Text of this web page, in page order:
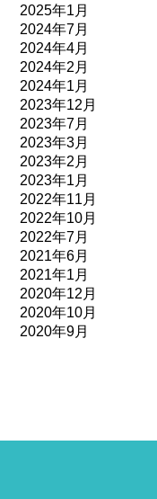
2025年1月
2024年7月
2024年4月
2024年2月
2024年1月
2023年12月
2023年7月
2023年3月
2023年2月
2023年1月
2022年11月
2022年10月
2022年7月
2021年6月
2021年1月
2020年12月
2020年10月
2020年9月